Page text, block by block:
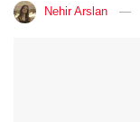
Nehir Arslan